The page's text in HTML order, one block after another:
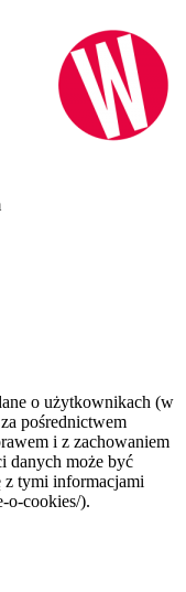
o użytkownikach (w
pośrednictwem
i z zachowaniem
danych może być
z tymi informacjami
o-cookies/).